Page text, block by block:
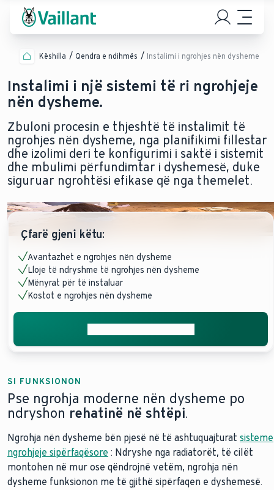
Këshilla Qendra e ndihmës Instalimi i ngrohjes nën dysheme
Instalimi i një sistemi të ri ngrohjeje
nën dysheme.
Zbuloni procesin e thjeshtë të instalimit të
ngrohjes nën dysheme, nga planifikimi fillestar
dhe izolimi deri te konfigurimi i saktë i sistemit
dhe mbulimi përfundimtar i dyshemesë, duke
siguruar ngrohtësi efikase që nga themelet.
Çfarë gjeni këtu:
Avantazhet e ngrohjes nën dysheme
Lloje të ndryshme të ngrohjes nën dysheme
Mënyrat për të instaluar
Kostot e ngrohjes nën dysheme
SI FUNKSIONON
Pse ngrohja moderne nën dysheme po
ndryshon rehatinë në shtëpi.
Ngrohja nën dysheme bën pjesë në të ashtuquajturat sisteme
ngrohjeje sipërfaqësore : Ndryshe nga radiatorët, të cilët
montohen në mur ose qëndrojnë vetëm, ngrohja nën
dysheme funksionon me të gjithë sipërfaqen e dyshemesë.